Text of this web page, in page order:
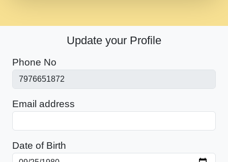
Update your Profile
Phone No
Email address
Date of Birth